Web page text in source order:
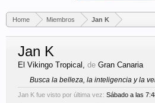
Home Miembros Jan K
Jan K
El Vikingo Tropical , de Gran Canaria
Busca la belleza, la inteligencia y la
Jan K fue visto por última vez: Sábado a las